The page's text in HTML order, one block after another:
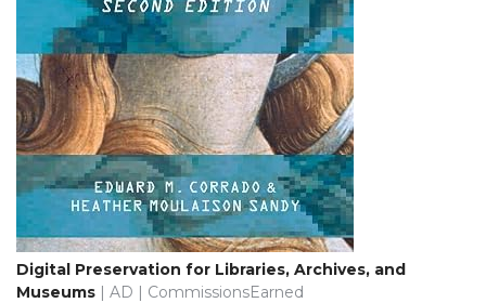
Digital Preservation for Libraries, Archives, and
Museums | AD | CommissionsEarned